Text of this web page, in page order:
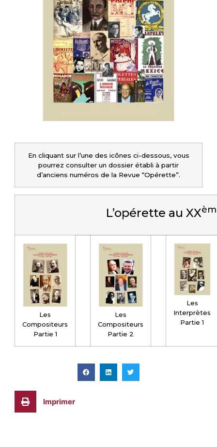
En cliquant sur l’une des icônes ci-dessous, vous
pourrez consulter un dossier établi à partir
d’anciens numéros de la Revue “Opérette”.
L’opérette au XX
Les
Compositeurs
Partie 1
Les
Compositeurs
Partie 2
Les
Interprètes
Partie 1
Imprimer